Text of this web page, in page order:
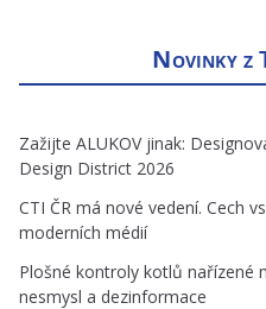
Novinky z
Zažijte ALUKOV jinak:
Design District 2026
CTI ČR má nové vedení. Cech
moderních médií
Plošné kontroly kotlů nařízené
nesmysl a dezinformace